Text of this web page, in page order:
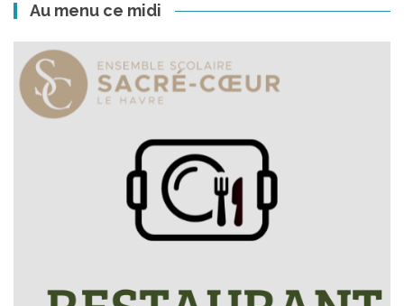
Au menu ce midi